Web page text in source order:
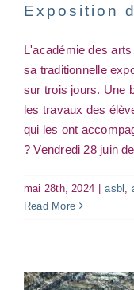
Exposition
L'académie des
sa traditionnelle
sur trois jours. Une
les travaux des
qui les ont
? Vendredi 28 juin
mai 28th, 2024 | asbl
Read More